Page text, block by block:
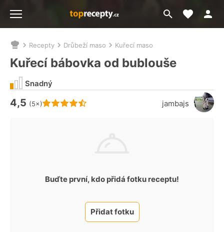
Přejít
na
Moje
Nacházíte
se
zde:
Recepty Drůbeží maso Kuřecí maso
Kuřecí bábovka od bublouše
Hodnocení receptu je
4,5 (5×) jambajs
Snadný
Buďte první, kdo přidá fotku receptu!
Přidat fotku